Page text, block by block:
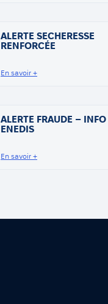
ALERTE SECHERESSE
RENFORCÉE
En savoir +
ALERTE FRAUDE – INFO
ENEDIS
En savoir +